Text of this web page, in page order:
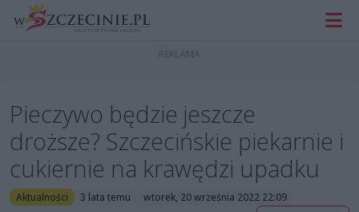
Pieczywo będzie jeszcze
droższe? Szczecińskie piekarnie i
cukiernie na krawędzi upadku
Aktualności 3 lata temu wtorek, 20 września 2022 22:09